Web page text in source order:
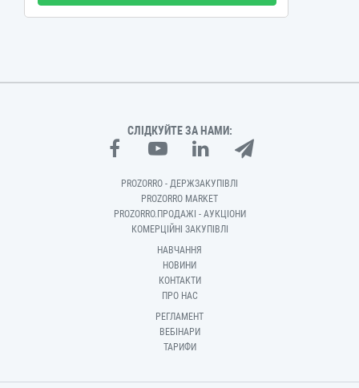
СЛІДКУЙТЕ ЗА НАМИ:
PROZORRO - ДЕРЖЗАКУПІВЛІ
PROZORRO MARKET
PROZORRO.ПРОДАЖІ - АУКЦІОНИ
КОМЕРЦІЙНІ ЗАКУПІВЛІ
НАВЧАННЯ
НОВИНИ
КОНТАКТИ
ПРО НАС
РЕГЛАМЕНТ
ВЕБІНАРИ
ТАРИФИ